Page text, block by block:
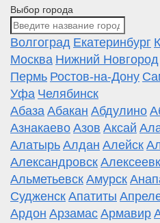
Выбор города
Волгоград Екатеринбург
Москва Нижний Новгород
Пермь Ростов-на-Дону
Уфа Челябинск
Абаза Абакан Абдулино
Азнакаево Азов Аксай
Алатырь Алдан Алейск
Александровск
Альметьевск Амурск
Судженск Апатиты
Ардон Арзамас Армавир